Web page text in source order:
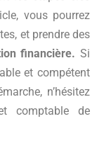
vous pourrez
et prendre des
financière. Si
et compétent
n’hésitez
comptable de